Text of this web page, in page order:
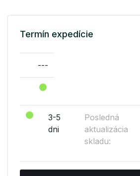
Termín expedície
---
3-5
dni
Posledná
aktualizácia
skladu: